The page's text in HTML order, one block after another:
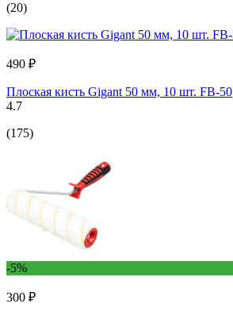
(20)
490 ₽
Плоская кисть Gigant 50 мм, 10 шт. FB-50
4.7
(175)
-5%
300 ₽